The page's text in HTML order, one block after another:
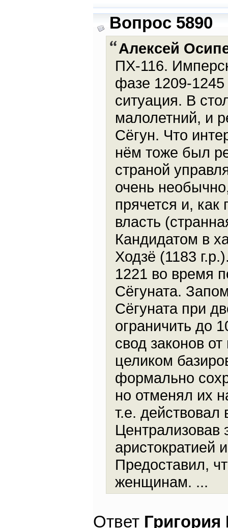
Вопрос 5890
Алексей
ПХ-116.
фазе 1209-
ситуация. В
малолетний, и
Сёгун. Что
нём тоже был
страной
очень
прячется и, как
власть
Кандидатом в
Ходзё (1183
1221 во время
Сёгуната.
Сёгуната при
ограничить до
свод законов
целиком
формально
но отменял их
т.е.
Централизовав
аристократией
Предоставил,
женщинам. ...
Ответ